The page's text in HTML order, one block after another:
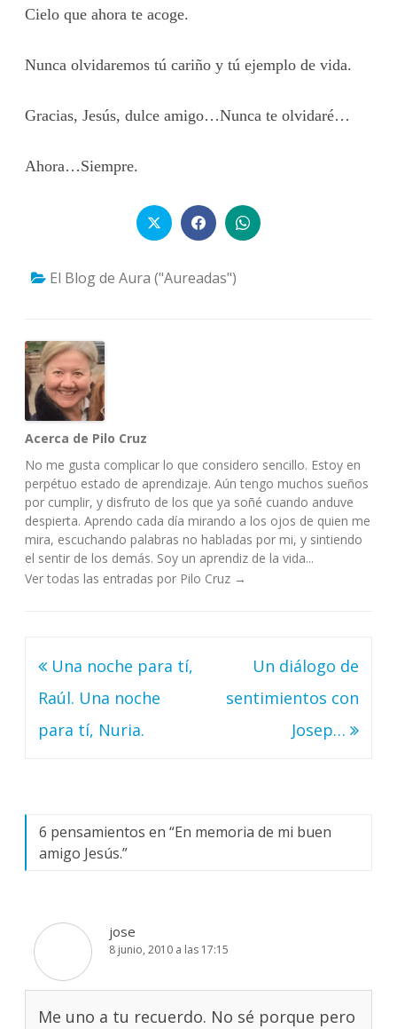
Cielo que ahora te acoge.
Nunca olvidaremos tú cariño y tú ejemplo de vida.
Gracias, Jesús, dulce amigo…Nunca te olvidaré…
Ahora…Siempre.
El Blog de Aura ("Aureadas")
Acerca de Pilo Cruz
No me gusta complicar lo que considero sencillo. Estoy en
perpétuo estado de aprendizaje. Aún tengo muchos sueños
por cumplir, y disfruto de los que ya soñé cuando anduve
despierta. Aprendo cada día mirando a los ojos de quien me
mira, escuchando palabras no habladas por mi, y sintiendo
el sentir de los demás. Soy un aprendiz de la vida...
Ver todas las entradas por Pilo Cruz →
Navegación
de
entradas
Una noche para tí,
Raúl. Una noche
para tí, Nuria.
Un diálogo de
sentimientos con
Josep…
6 pensamientos en “En memoria de mi buen
amigo Jesús.”
jose
8 junio, 2010 a las 17:15
Me uno a tu recuerdo. No sé porque pero